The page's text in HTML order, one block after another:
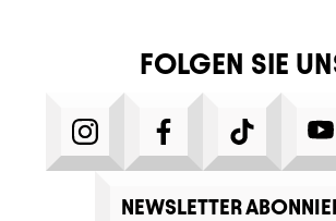
FOLGEN SIE
INSTAGRAMFACEBOOKTIKTOK
NEWSLETTER